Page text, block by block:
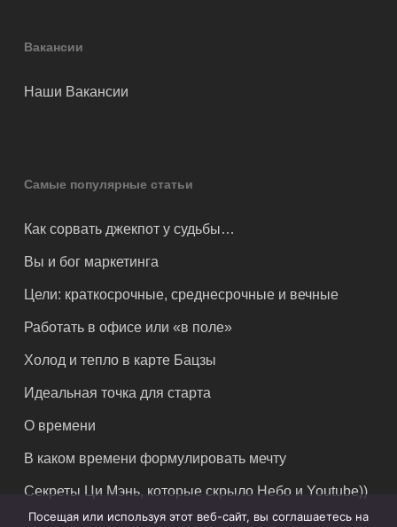
Вакансии
Наши Вакансии
Самые популярные статьи
Как сорвать джекпот у судьбы…
Вы и бог маркетинга
Цели: краткосрочные, среднесрочные и вечные
Работать в офисе или «в поле»
Холод и тепло в карте Бацзы
Идеальная точка для старта
О времени
В каком времени формулировать мечту
Секреты Ци Мэнь, которые скрыло Небо и Youtube))
Посещая или используя этот веб-сайт, вы соглашаетесь на